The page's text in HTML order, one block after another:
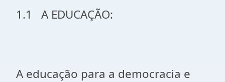
1.1 A EDUCAÇÃO:
A educação para a democracia e